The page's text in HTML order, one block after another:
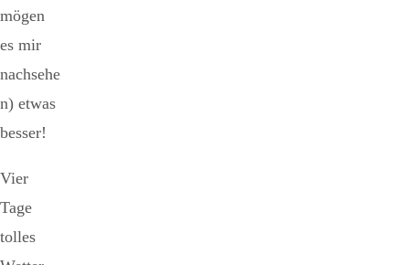
mögen
es mir
nachsehe
n) etwas
besser!
Vier
Tage
tolles